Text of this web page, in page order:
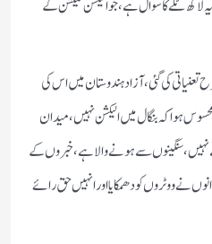
لاکھ ٹکے کا سوال ہے،جو الیکشن کمیشن کے
کی گئی ،آزاد ہندوستان میں اس کی
محسوس ہوا کہ بنگال میں الیکشن نہیں،میدان
،سنگینوں سے ہونے والا ہے،خبروں کے
نے ووٹروں کو دھمکایا اور انہیں حق رائے